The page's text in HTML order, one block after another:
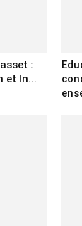
:
et In...